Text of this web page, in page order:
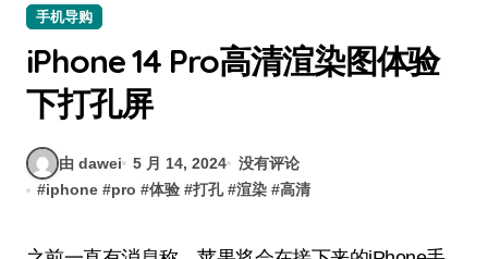
手机导购
iPhone 14 Pro高清渲染图体验
下打孔屏
由 dawei 5 月 14, 2024
没有评论
#iphone #pro #体验 #打孔 #渲染 #高清